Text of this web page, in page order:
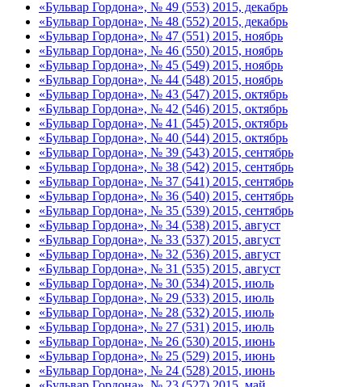
«Бульвар Гордона», № 49 (553) 2015, декабрь
«Бульвар Гордона», № 48 (552) 2015, декабрь
«Бульвар Гордона», № 47 (551) 2015, ноябрь
«Бульвар Гордона», № 46 (550) 2015, ноябрь
«Бульвар Гордона», № 45 (549) 2015, ноябрь
«Бульвар Гордона», № 44 (548) 2015, ноябрь
«Бульвар Гордона», № 43 (547) 2015, октябрь
«Бульвар Гордона», № 42 (546) 2015, октябрь
«Бульвар Гордона», № 41 (545) 2015, октябрь
«Бульвар Гордона», № 40 (544) 2015, октябрь
«Бульвар Гордона», № 39 (543) 2015, сентябрь
«Бульвар Гордона», № 38 (542) 2015, сентябрь
«Бульвар Гордона», № 37 (541) 2015, сентябрь
«Бульвар Гордона», № 36 (540) 2015, сентябрь
«Бульвар Гордона», № 35 (539) 2015, сентябрь
«Бульвар Гордона», № 34 (538) 2015, август
«Бульвар Гордона», № 33 (537) 2015, август
«Бульвар Гордона», № 32 (536) 2015, август
«Бульвар Гордона», № 31 (535) 2015, август
«Бульвар Гордона», № 30 (534) 2015, июль
«Бульвар Гордона», № 29 (533) 2015, июль
«Бульвар Гордона», № 28 (532) 2015, июль
«Бульвар Гордона», № 27 (531) 2015, июль
«Бульвар Гордона», № 26 (530) 2015, июнь
«Бульвар Гордона», № 25 (529) 2015, июнь
«Бульвар Гордона», № 24 (528) 2015, июнь